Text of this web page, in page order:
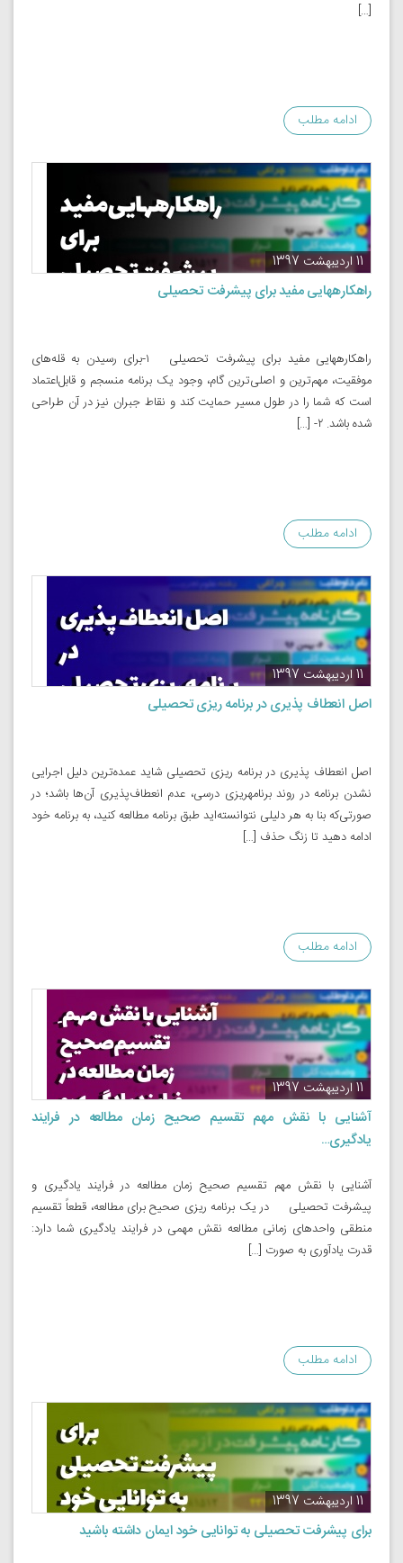
[…]
ادامه مطلب
11 اردیبهشت 1397
راهکارههایی مفید برای پیشرفت تحصیلی
راهکارههایی مفید برای پیشرفت تحصیلی ۱-برای رسیدن به قله‌های
موفقیت، مهم‌ترین و اصلی‌ترین گام، وجود یک برنامه منسجم و قابل‌اعتماد
است که شما را در طول مسیر حمایت کند و نقاط جبران نیز در آن طراحی
شده باشد. ۲- […]
ادامه مطلب
11 اردیبهشت 1397
اصل انعطاف پذیری در برنامه ریزی تحصیلی
اصل انعطاف پذیری در برنامه­ ریزی تحصیلی شاید عمده‌ترین دلیل اجرایی
نشدن برنامه در روند برنامه­ریزی درسی، عدم انعطاف‌پذیری آن‌ها باشد؛ در
صورتی‌که بنا به هر دلیلی نتوانسته‌اید طبق برنامه‌ مطالعه کنید، به برنامه خود
ادامه دهید تا زنگ حذف […]
ادامه مطلب
11 اردیبهشت 1397
آشنایی با نقش مهم تقسیم صحیح زمان مطالعه در فرایند
یادگیری…
آشنایی با نقش مهم تقسیم صحیح زمان مطالعه در فرایند یادگیری و
پیشرفت تحصیلی در یک برنامه­ ریزی صحیح برای مطالعه، قطعاً تقسیم
منطقی واحد‌های زمانی مطالعه نقش مهمی در فرایند یادگیری شما دارد:
قدرت یادآوری به صورت […]
ادامه مطلب
11 اردیبهشت 1397
برای پیشرفت تحصیلی به توانایی خود ایمان داشته باشید